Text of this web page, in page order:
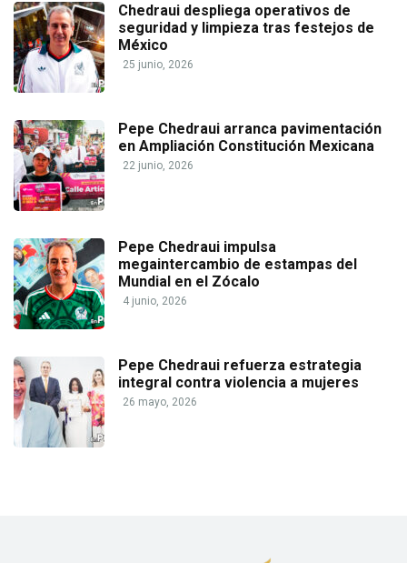
Chedraui despliega operativos de
seguridad y limpieza tras festejos de
México
25 junio, 2026
Pepe Chedraui arranca pavimentación
en Ampliación Constitución Mexicana
22 junio, 2026
Pepe Chedraui impulsa
megaintercambio de estampas del
Mundial en el Zócalo
4 junio, 2026
Pepe Chedraui refuerza estrategia
integral contra violencia a mujeres
26 mayo, 2026